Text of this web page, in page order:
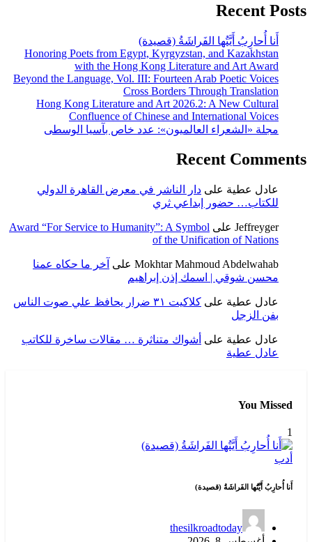
Recent Posts
أَنا أُحارِبُ أَيَّتُها الفَراشَةُ (قصيدة)
Honoring Poets from Egypt, Kyrgyzstan, and Kazakhstan
with the Hong Kong Literature and Art Award
Beyond the Language, Vol. III: Fourteen Arab Poetic Voices
Cross Borders Through Translation
Hong Kong Literature and Art 2026.2: A New Cultural
Confluence of Chinese and International Voices
مجلة «الشعراء العالميون»: عدد خاص بآسيا الوسطى
Recent Comments
عادل عطية على دار الناشر في معرض القاهرة الدولي
للكتاب… حضور إبداعي ثري
Jeffreyger على Award “For Service to Humanity”: A Symbol
of the Unification of Nations
Mokhtar Mahmoud Abdelwahab على آخر ما حكاه عمنا
محسن شوقي | اسمك إذن إبراهيم
عادل عطية على
كلاكيت ٣١ ضرار يحافظ علي صوت الناس
بفن الزجل
عادل عطية على أشواك متناثرة … مقالات ساخرة للكاتب
عادل عطية
You Missed
1
أدب
أَنا أُحارِبُ أَيَّتُها الفَراشَةُ (قصيدة)
thesilkroadtoday